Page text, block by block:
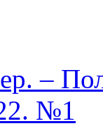
–
№1